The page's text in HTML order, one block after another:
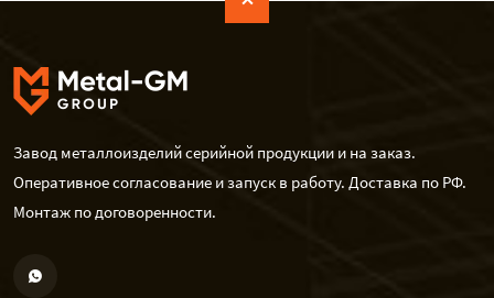
Завод металлоизделий серийной продукции и на заказ.
Оперативное согласование и запуск в работу. Доставка по РФ.
Монтаж по договоренности.